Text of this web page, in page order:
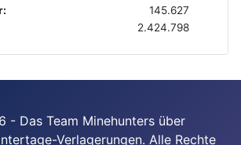
145.627
2.424.798
Das Team Minehunters über
Verlagerungen. Alle Rechte